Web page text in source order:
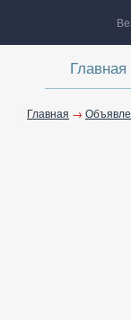
Главная
Главная →